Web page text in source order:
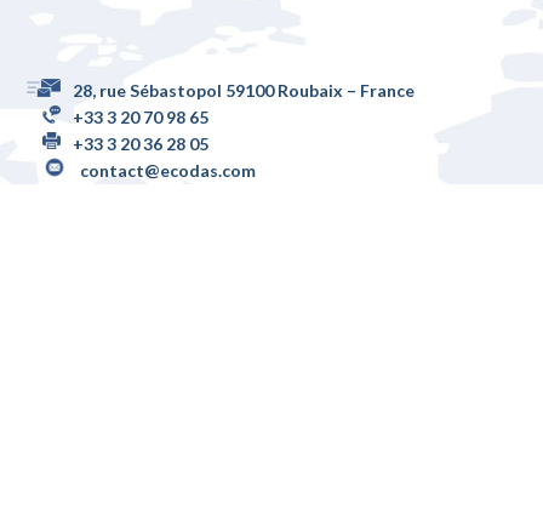
28, rue Sébastopol 59100 Roubaix – France
+33 3 20 70 98 65
+33 3 20 36 28 05
contact@ecodas.com